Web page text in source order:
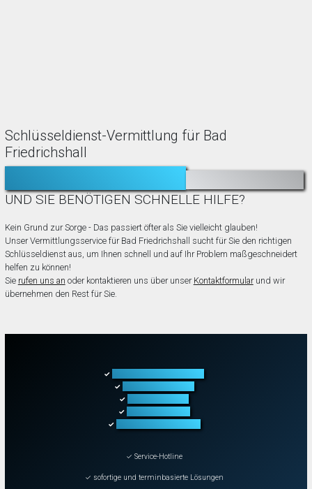
Schlüsseldienst-Vermittlung für Bad
Friedrichshall
TÜR ZUGEFALLEN?
UND SIE BENÖTIGEN SCHNELLE HILFE?
Kein Grund zur Sorge - Das passiert öfter als Sie vielleicht glauben!
Unser Vermittlungsservice für Bad Friedrichshall sucht für Sie den richtigen
Schlüsseldienst aus, um Ihnen schnell und auf Ihr Problem maßgeschneidert
helfen zu können!
Sie rufen uns an oder kontaktieren uns über unser Kontaktformularund wir
übernehmen den Rest für Sie.
✓
✓
✓
✓
✓
✓ Service-Hotline
✓ sofortige und terminbasierte Lösungen